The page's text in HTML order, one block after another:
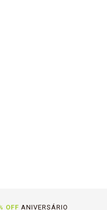
OFF ANIVERSÁRIO